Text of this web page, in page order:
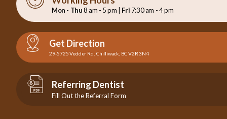
Mon - Thu8 am - 5 pm | Fri 7:30 am - 4 pm
Get Direction
29-5725 Vedder Rd., Chilliwack, BC V2R 3N4
Referring Dentist
Fill Out the Referral Form